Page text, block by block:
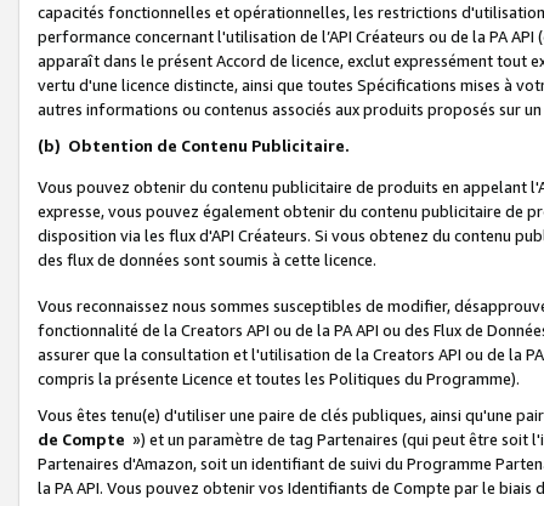
capacités fonctionnelles et opérationnelles, les restrictions
performance concernant l'utilisation de l’API Créateurs ou de la PA
apparaît dans le présent Accord de licence, exclut expressément tout
vertu d'une licence distincte, ainsi que toutes Spécifications mises à
autres informations ou contenus associés aux produits proposés sur
(b) Obtention de Contenu Publicitaire.
Vous pouvez obtenir du contenu publicitaire de produits en appelant
expresse, vous pouvez également obtenir du contenu publicitaire de
disposition via les flux d'API Créateurs. Si vous obtenez du contenu
des flux de données sont soumis à cette licence.
Vous reconnaissez nous sommes susceptibles de modifier,
fonctionnalité de la Creators API ou de la PA API ou des Flux de
assurer que la consultation et l'utilisation de la Creators API ou de la
compris la présente Licence et toutes les Politiques du Programme).
Vous êtes tenu(e) d'utiliser une paire de clés publiques, ainsi qu'une
de Compte ») et un paramètre de tag Partenaires (qui peut être soit
Partenaires d'Amazon, soit un identifiant de suivi du Programme
la PA API. Vous pouvez obtenir vos Identifiants de Compte par le biais